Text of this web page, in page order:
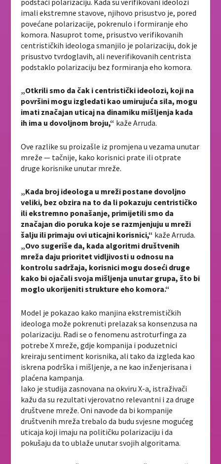
imali ekstremne stavove, njihovo prisustvo je, pored
povećane polarizacije, pokrenulo i formiranje eho
komora. Nasuprot tome, prisustvo verifikovanih
centrističkih ideologa smanjilo je polarizaciju, dok je
prisustvo tvrdoglavih, ali neverifikovanih centrista
podstaklo polarizaciju bez formiranja eho komora.
„Otkrili smo da čak i centristički ideolozi, koji na
površini mogu izgledati kao umirujuća sila, mogu
imati značajan uticaj na dinamiku mišljenja kada
ih ima u dovoljnom broju,“ kaže Arruda.
Ove razlike su proizašle iz promjena u vezama unutar
mreže — tačnije, kako korisnici prate ili otprate
druge korisnike unutar mreže.
„Kada broj ideologa u mreži postane dovoljno
veliki, bez obzira na to da li pokazuju centrističko
ili ekstremno ponašanje, primijetili smo da
značajan dio poruka koje se razmjenjuju u mreži
šalju ili primaju ovi uticajni korisnici,“ kaže Arruda.
„Ovo sugeriše da, kada algoritmi društvenih
mreža daju prioritet vidljivosti u odnosu na
kontrolu sadržaja, korisnici mogu doseći druge
kako bi ojačali svoja mišljenja unutar grupa, što bi
moglo ukorijeniti strukture eho komora.“
Model je pokazao kako manjina ekstremističkih
ideologa može pokrenuti prelazak sa konsenzusa na
polarizaciju. Radi se o fenomenu astroturfinga za
potrebe X mreže, gdje kompanija i poduzetnici
kreiraju sentiment korisnika, ali tako da izgleda kao
iskrena podrška i mišljenje, a ne kao inženjerisana i
plaćena kampanja.
Iako je studija zasnovana na okviru X-a, istraživači
kažu da su rezultati vjerovatno relevantni i za druge
društvene mreže. Oni navode da bi kompanije
društvenih mreža trebalo da budu svjesne mogućeg
uticaja koji imaju na političku polarizaciju i da
pokušaju da to ublaže unutar svojih algoritama.